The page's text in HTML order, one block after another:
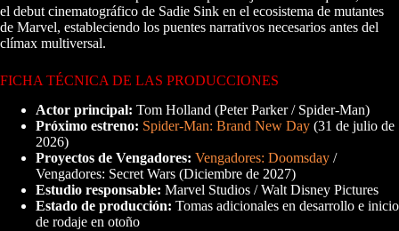
el debut cinematográfico de Sadie Sink en el ecosistema de mutantes
de Marvel, estableciendo los puentes narrativos necesarios antes del
clímax multiversal.
FICHA TÉCNICA DE LAS PRODUCCIONES
Actor principal: Tom Holland (Peter Parker / Spider-Man)
Próximo estreno: Spider-Man: Brand New Day (31 de julio de
2026)
Proyectos de Vengadores: Vengadores: Doomsday /
Vengadores: Secret Wars (Diciembre de 2027)
Estudio responsable: Marvel Studios / Walt Disney Pictures
Estado de producción: Tomas adicionales en desarrollo e inicio
de rodaje en otoño